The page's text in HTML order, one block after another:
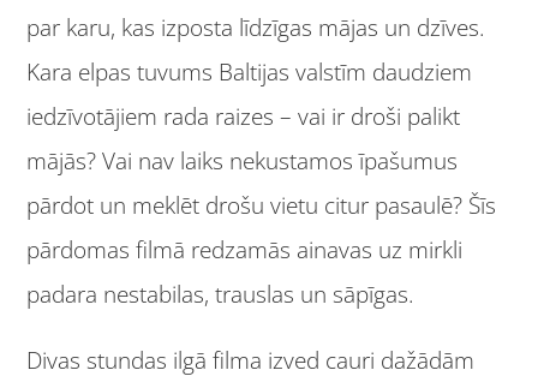
par karu, kas izposta līdzīgas mājas un dzīves.
Kara elpas tuvums Baltijas valstīm daudziem
iedzīvotājiem rada raizes – vai ir droši palikt
mājās? Vai nav laiks nekustamos īpašumus
pārdot un meklēt drošu vietu citur pasaulē? Šīs
pārdomas filmā redzamās ainavas uz mirkli
padara nestabilas, trauslas un sāpīgas.
Divas stundas ilgā filma izved cauri dažādām